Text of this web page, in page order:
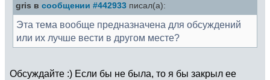
gris в сообщении #442933 писал(а):
Эта тема вообще предназначена для обсуждений
или их лучше вести в другом месте?
Обсуждайте :) Если бы не была, то я бы закрыл ее